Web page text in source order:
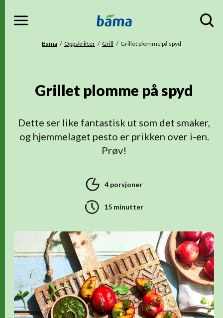
Meny
Du er her
Bama Oppskrifter Grill Grillet plomme på spyd
Grillet plomme på spyd
Dette ser like fantastisk ut som det smaker,
og hjemmelaget pesto er prikken over i-en.
Prøv!
4 porsjoner
15 minutter